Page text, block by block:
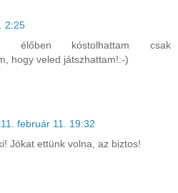
2:25
kóstolhattam csak
hogy veled játszhattam!:-)
február 11. 19:32
Jókat ettünk volna, az biztos!